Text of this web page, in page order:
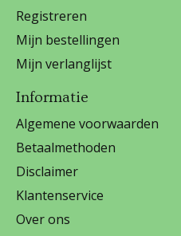
Registreren
Mijn bestellingen
Mijn verlanglijst
Informatie
Algemene voorwaarden
Betaalmethoden
Disclaimer
Klantenservice
Over ons